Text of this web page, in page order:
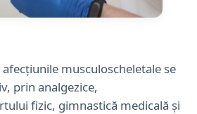
musculoscheletale se
prin analgezice,
fizic, gimnastică medicală și